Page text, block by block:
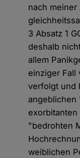
nach
3 Absatz 1
deshalb
allem
einziger Fall
verfolgt und
angeblichen
"bedrohten
weiblichen